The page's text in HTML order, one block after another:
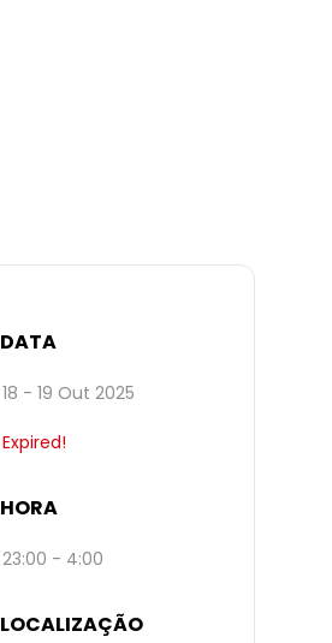
DATA
18 - 19 Out 2025
Expired!
HORA
23:00 - 4:00
LOCALIZAÇÃO